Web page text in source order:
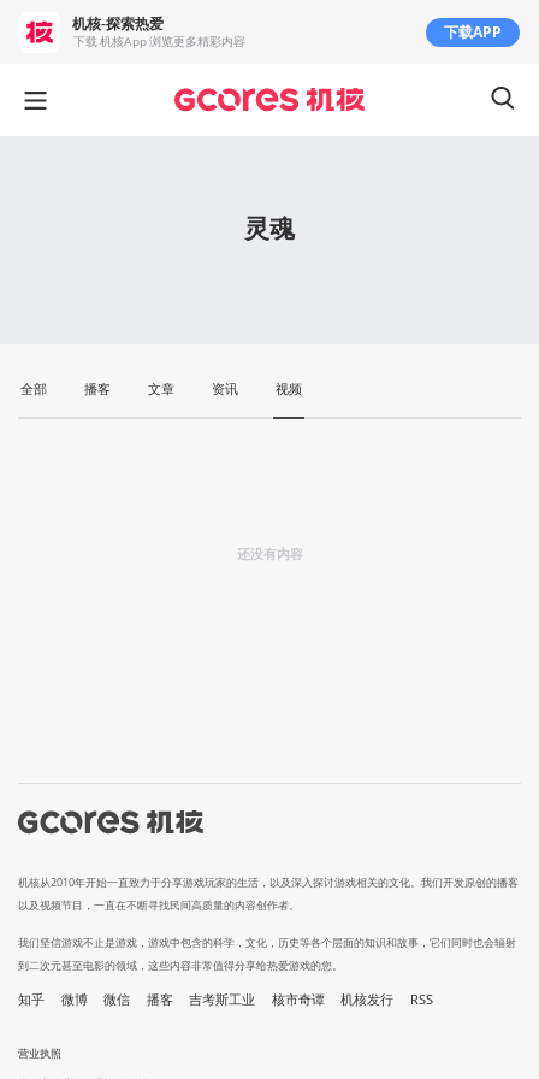
灵魂
全部 播客 文章 资讯 视频
还没有内容
机核从2010年开始一直致力于分享游戏玩家的生活，以及深入探讨游戏相关的文化。我们开发原创的播客
以及视频节目，一直在不断寻找民间高质量的内容创作者。
我们坚信游戏不止是游戏，游戏中包含的科学，文化，历史等各个层面的知识和故事，它们同时也会辐射
到二次元甚至电影的领域，这些内容非常值得分享给热爱游戏的您。
知乎 微博 微信 播客 吉考斯工业 核市奇谭 机核发行 RSS
营业执照
机核-探索热爱
下载 机核App 浏览更多精彩内容 下载APP